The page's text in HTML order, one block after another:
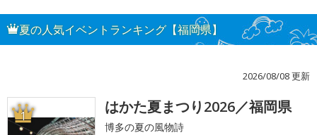
夏の人気イベントランキング【福岡県】
2026/08/08 更新
1 はかた夏まつり2026／福岡県
博多の夏の風物詩